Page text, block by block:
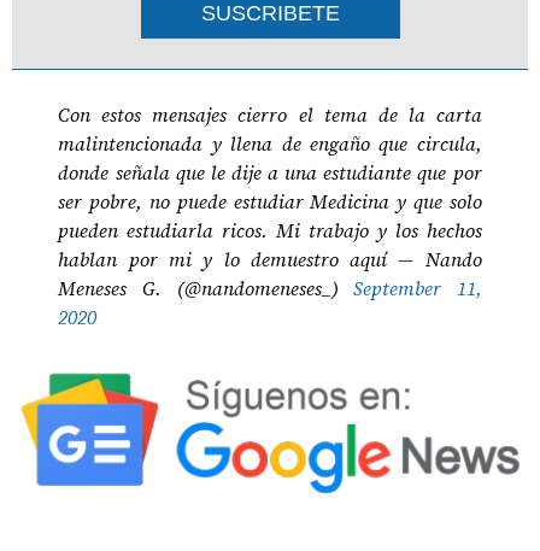
SUSCRIBETE
Con estos mensajes cierro el tema de la carta
malintencionada y llena de engaño que circula,
donde señala que le dije a una estudiante que por
ser pobre, no puede estudiar Medicina y que solo
pueden estudiarla ricos. Mi trabajo y los hechos
hablan por mi y lo demuestro aquí — Nando
Meneses G. (@nandomeneses_)September 11,
2020